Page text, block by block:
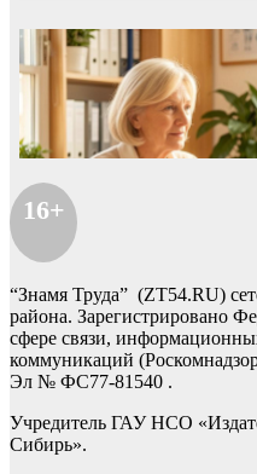
16+
“Знамя Труда” (ZT54.RU)
района. Зарегистрировано
сфере связи,
коммуникаций
Эл № ФС77-81540 .
Учредитель ГАУ НСО
Сибирь».